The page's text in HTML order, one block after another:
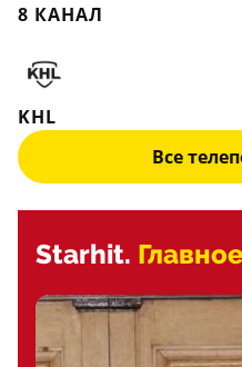
8 КАНАЛ
KHL
Все
Starhit. Главное